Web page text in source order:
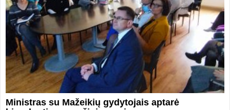
Ministras su Mažeikių gydytojais aptarė